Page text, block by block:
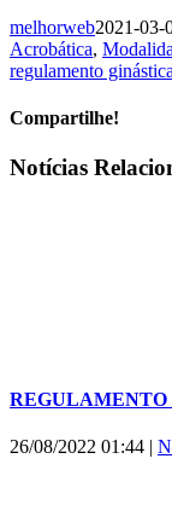
melhorweb2021-03-
Acrobática,
regulamento
Compartilhe!
Facebook
X
WhatsApp
E-
Notícias
REGULAMENTO
26/08/2022 01:44 |